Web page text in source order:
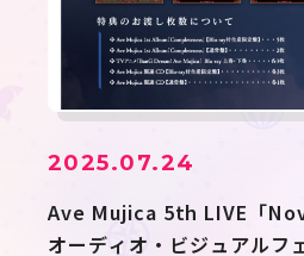
2025.07.24
Ave Mujica 5th LIVE「
オーディオ・ビジュアルフ